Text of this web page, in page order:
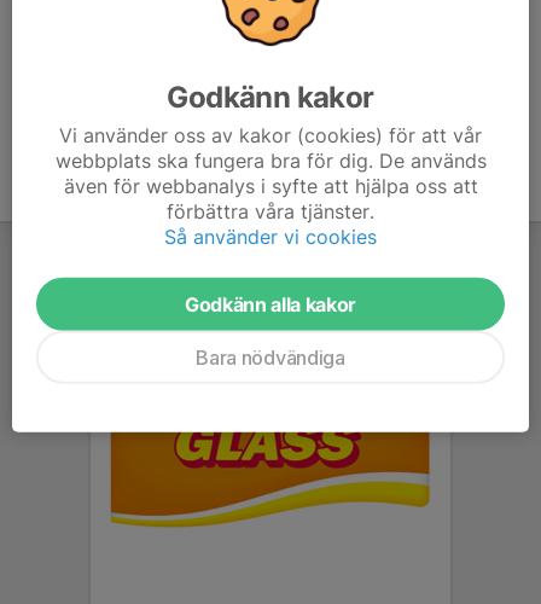
På denna sida samt undersidor kommer vi publicera viktig
Godkänn kakor
Vi använder oss av kakor (cookies) för att vår
webbplats ska fungera bra för dig. De används
även för webbanalys i syfte att hjälpa oss att
förbättra våra tjänster.
Så använder vi cookies
Godkänn alla kakor
Bara nödvändiga